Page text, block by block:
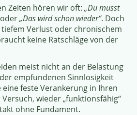
Zeiten hören wir oft: „Du musst
„Das wird schon wieder“. Doch
Verlust oder chronischem
keine Ratschläge von der
meist nicht an der Belastung
empfundenen Sinnlosigkeit
feste Verankerung in Ihren
wieder „funktionsfähig“
ohne Fundament.